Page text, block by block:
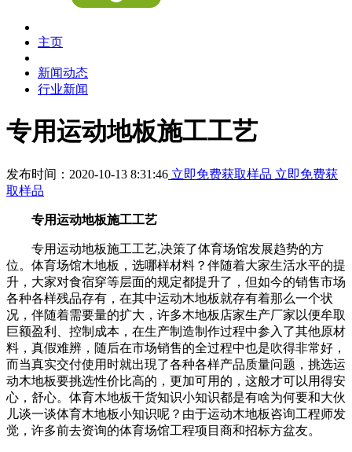
主页
新闻动态
行业新闻
专用运动地板施工工艺
发布时间：2020-10-13 8:31:46 立即免费获取样品 立即免费获
取样品
专用运动地板施工工艺
专用运动地板施工工艺,决策了体育场馆发展趋势的方
位。体育场馆木地板，选哪样材料？伴随着大家生活水平的提
升，大家对食宿穿等层面的规定都提升了，但如今的销售市场
各种各样残品存有，在其中运动木地板就存有着那么一个状
况，伴随着需要量的扩大，许多木地板店家生产厂家以便牟取
巨额盈利、控制成本，在生产制造制作过程中参入了其他原材
料，真假难辨，随后在市场销售的全过程中也是吹得非常好，
而当真实交付使用时就出現了各种各样产品质量问题，挑选运
动木地板要挑选性价比高的，更加可用的，这般才可以用得安
心，舒心。体育木地板干货知识小知识都是有啥为何要和大伙
儿谈一谈体育木地板小知识呢？由于运动木地板咨询工程师发
觉，许多前去资询的体育场馆工程项目商和招标方盆友。